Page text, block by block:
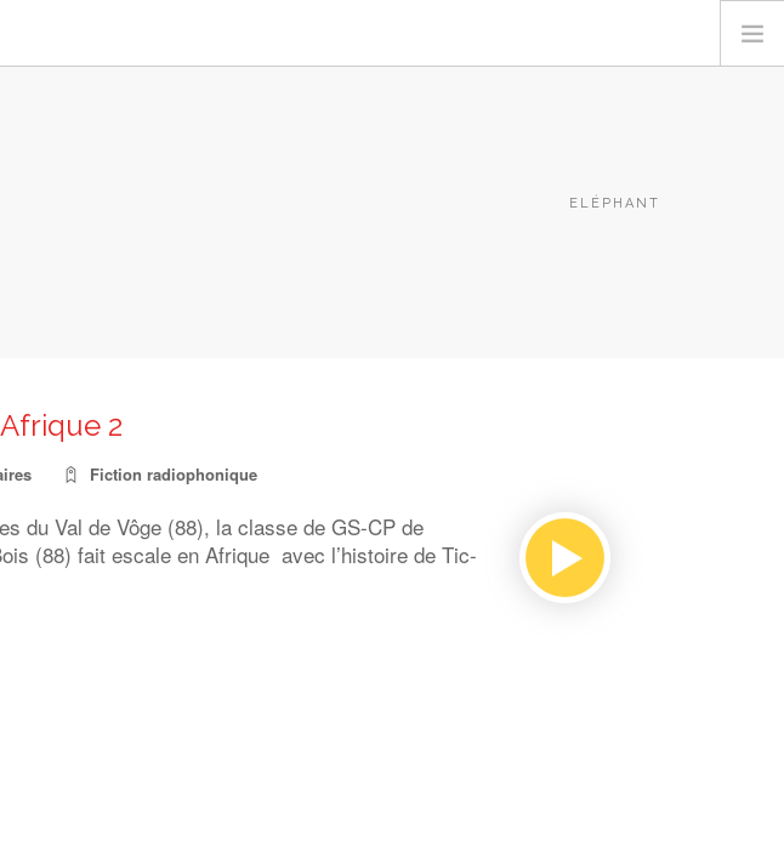
ELÉPHANT
2
Fiction radiophonique
du Val de Vôge (88), la classe de GS-CP de
(88) fait escale en Afrique avec l’histoire de Tic-